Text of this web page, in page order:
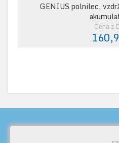
GENIUS polnilec,
Cena z